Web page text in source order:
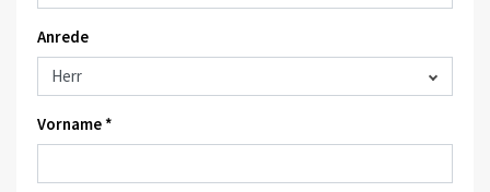
Anrede
Vorname *